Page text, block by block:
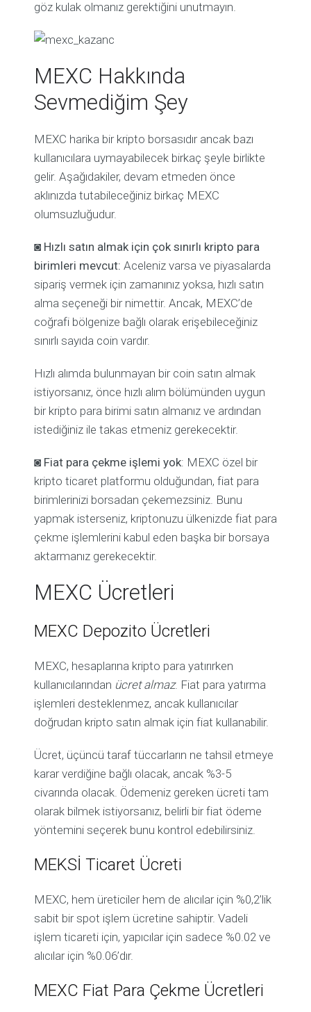
göz kulak olmanız gerektiğini unutmayın.
MEXC Hakkında
Sevmediğim Şey
MEXC harika bir kripto borsasıdır ancak bazı
kullanıcılara uymayabilecek birkaç şeyle birlikte
gelir. Aşağıdakiler, devam etmeden önce
aklınızda tutabileceğiniz birkaç MEXC
olumsuzluğudur.
◙ Hızlı satın almak için çok sınırlı kripto para
birimleri mevcut: Aceleniz varsa ve piyasalarda
sipariş vermek için zamanınız yoksa, hızlı satın
alma seçeneği bir nimettir. Ancak, MEXC’de
coğrafi bölgenize bağlı olarak erişebileceğiniz
sınırlı sayıda coin vardır.
Hızlı alımda bulunmayan bir coin satın almak
istiyorsanız, önce hızlı alım bölümünden uygun
bir kripto para birimi satın almanız ve ardından
istediğiniz ile takas etmeniz gerekecektir.
◙ Fiat para çekme işlemi yok: MEXC özel bir
kripto ticaret platformu olduğundan, fiat para
birimlerinizi borsadan çekemezsiniz. Bunu
yapmak isterseniz, kriptonuzu ülkenizde fiat para
çekme işlemlerini kabul eden başka bir borsaya
aktarmanız gerekecektir.
MEXC Ücretleri
MEXC Depozito Ücretleri
MEXC, hesaplarına kripto para yatırırken
kullanıcılarından ücret almaz. Fiat para yatırma
işlemleri desteklenmez, ancak kullanıcılar
doğrudan kripto satın almak için fiat kullanabilir.
Ücret, üçüncü taraf tüccarların ne tahsil etmeye
karar verdiğine bağlı olacak, ancak %3-5
civarında olacak. Ödemeniz gereken ücreti tam
olarak bilmek istiyorsanız, belirli bir fiat ödeme
yöntemini seçerek bunu kontrol edebilirsiniz.
MEKSİ Ticaret Ücreti
MEXC, hem üreticiler hem de alıcılar için %0,2’lik
sabit bir spot işlem ücretine sahiptir. Vadeli
işlem ticareti için, yapıcılar için sadece %0.02 ve
alıcılar için %0.06’dır.
MEXC Fiat Para Çekme Ücretleri